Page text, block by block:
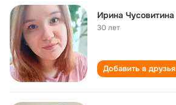
Ирина Чусовитина
30 лет
Добавить в друзья